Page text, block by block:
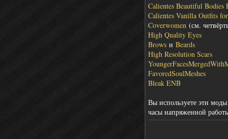
Calientes Beautiful
Calientes Vanilla Outfits
Coverwomen (см.
High Quality Eyes
Brows и Beards
High Resolution Scars
FavoredSoulMeshes
Bleak ENB
Вы используете эти моды
часы напряженной